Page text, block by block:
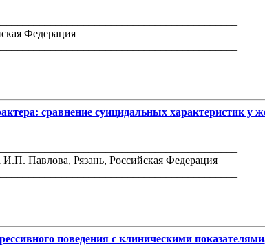
Федерация
сравнение суицидальных характеристик у
Павлова, Рязань, Российская Федерация
поведения с клиническими